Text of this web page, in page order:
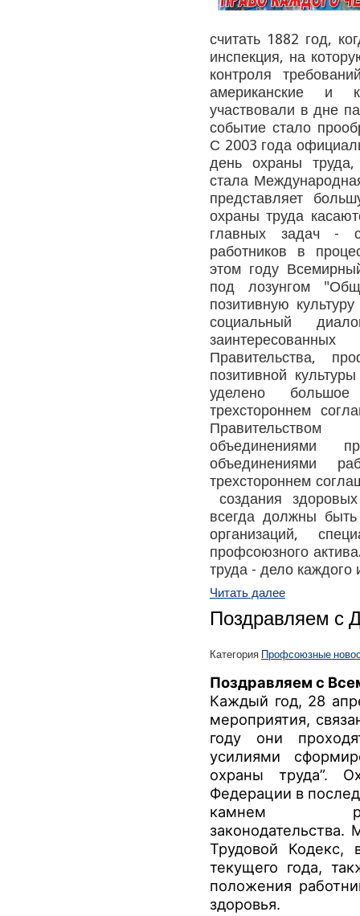
считать 1882 год,
инспекция, на
контроля
американские и
участвовали в дне
событие стало
С 2003 года
день охраны
стала
представляет
охраны труда
главных задач -
работников в
этом году
под лозунгом
позитивную
социальный
Правительства,
позитивной
уделено
трехстороннем
объединениями
объединениями
трехстороннем
создания
всегда должны
организаций,
профсоюзного
труда - дело каждого
Читать далее
Поздравляем с
Категория Профсоюзные
Поздравляем с
Каждый год, 28
мероприятия,
году они
усилиями
охраны труда”.
Федерации в
камнем
законодательства.
Трудовой Кодекс,
текущего года,
положения
здоровья.